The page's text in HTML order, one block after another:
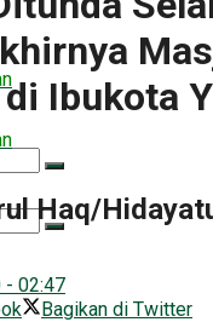
Ibukota
Haq/
- 02:47
Bagikan di Twitter